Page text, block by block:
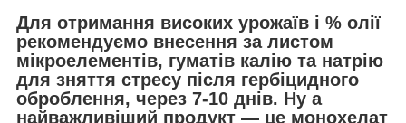
Для отримання високих урожаїв і % олії
рекомендуємо внесення за листом
мікроелементів, гуматів калію та натрію
для зняття стресу після гербіцидного
оброблення, через 7-10 днів. Ну а
найважливіший продукт — це монохелат